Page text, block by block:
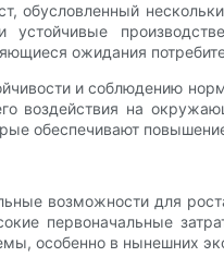
обусловленный
устойчивые
ожидания
и соблюдению
воздействия на
обеспечивают
возможности для
первоначальные
особенно в нынешних